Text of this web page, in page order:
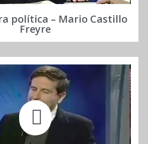
política – Mario Castillo
Freyre